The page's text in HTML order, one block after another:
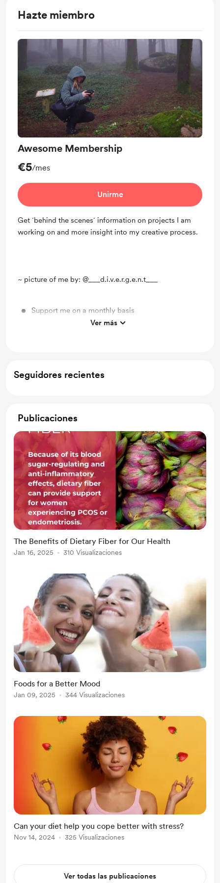
Hazte miembro
Awesome Membership
€5/mes
Unirme
Get ´behind the scenes´ information on projects I am
working on and more insight into my creative process.
~ picture of me by: @___d.i.v.e.r.g.e.n.t___
Support me on a monthly basis
Unlock exclusive posts and messages
Ver más
Seguidores recientes
Publicaciones
The Benefits of Dietary Fiber for Our Health
Jan 16, 2025 310 Visualizaciones
Foods for a Better Mood
Jan 09, 2025 344 Visualizaciones
Can your diet help you cope better with stress?
Nov 14, 2024 325 Visualizaciones
Ver todas las publicaciones